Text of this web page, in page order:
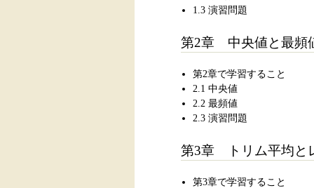
1.3 演習問題
第2章 中央値と最頻
第2章で学習すること
2.1 中央値
2.2 最頻値
2.3 演習問題
第3章 トリム平均と
第3章で学習すること